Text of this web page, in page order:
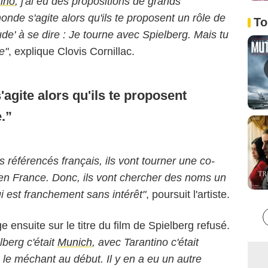
s'agite alors qu'ils te proposent un rôle de
à se dire : Je tourne avec Spielberg. Mais tu
, explique Clovis Cornillac.
alors qu'ils te proposent
référencés français, ils vont tourner une co-
France. Donc, ils vont chercher des noms un
est franchement sans intérêt", poursuit l'artiste.
ensuite sur le titre du film de Spielberg refusé.
c'était Munich, avec Tarantino c'était
méchant au début. Il y en a eu un autre